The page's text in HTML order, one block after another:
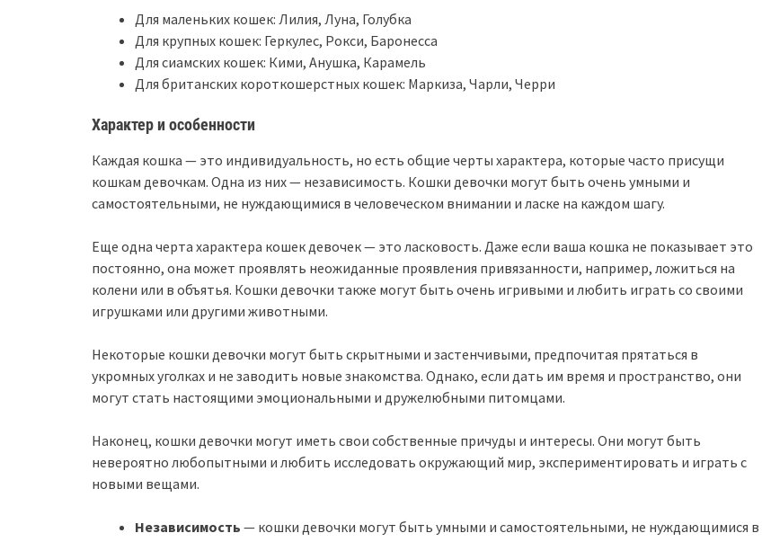
Для маленьких кошек: Лилия, Луна, Голубка
Для крупных кошек: Геркулес, Рокси, Баронесса
Для сиамских кошек: Кими, Анушка, Карамель
Для британских короткошерстных кошек: Маркиза, Чарли, Черри
Характер и особенности
Каждая кошка — это индивидуальность, но есть общие черты характера, которые часто присущи
кошкам девочкам. Одна из них — независимость. Кошки девочки могут быть очень умными и
самостоятельными, не нуждающимися в человеческом внимании и ласке на каждом шагу.
Еще одна черта характера кошек девочек — это ласковость. Даже если ваша кошка не показывает это
постоянно, она может проявлять неожиданные проявления привязанности, например, ложиться на
колени или в объятья. Кошки девочки также могут быть очень игривыми и любить играть со своими
игрушками или другими животными.
Некоторые кошки девочки могут быть скрытными и застенчивыми, предпочитая прятаться в
укромных уголках и не заводить новые знакомства. Однако, если дать им время и пространство, они
могут стать настоящими эмоциональными и дружелюбными питомцами.
Наконец, кошки девочки могут иметь свои собственные причуды и интересы. Они могут быть
невероятно любопытными и любить исследовать окружающий мир, экспериментировать и играть с
новыми вещами.
Независимость — кошки девочки могут быть умными и самостоятельными, не нуждающимися в